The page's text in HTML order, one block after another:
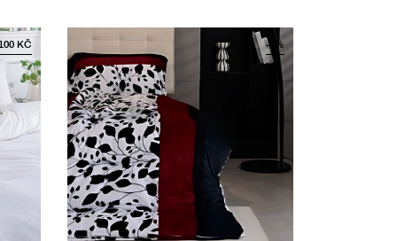
KČ -8%